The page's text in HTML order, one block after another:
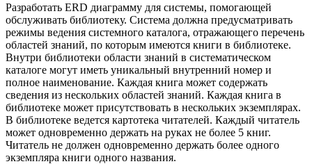
Разработать ERD диаграмму для системы, помогающей
обслуживать библиотеку. Система должна предусматривать
режимы ведения системного каталога, отражающего перечень
областей знаний, по которым имеются книги в библиотеке.
Внутри библиотеки области знаний в систематическом
каталоге могут иметь уникальный внутренний номер и
полное наименование. Каждая книга может содержать
сведения из нескольких областей знаний. Каждая книга в
библиотеке может присутствовать в нескольких экземплярах.
В библиотеке ведется картотека читателей. Каждый читатель
может одновременно держать на руках не более 5 книг.
Читатель не должен одновременно держать более одного
экземпляра книги одного названия.